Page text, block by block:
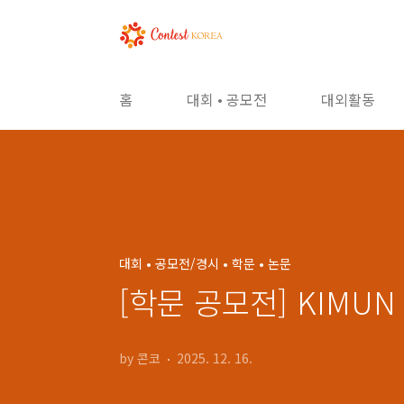
홈 대회 • 공모전 대외활동
대회 • 공모전/경시 • 학문 • 논문
[학문 공모전]
by 콘코 2025. 12. 16.